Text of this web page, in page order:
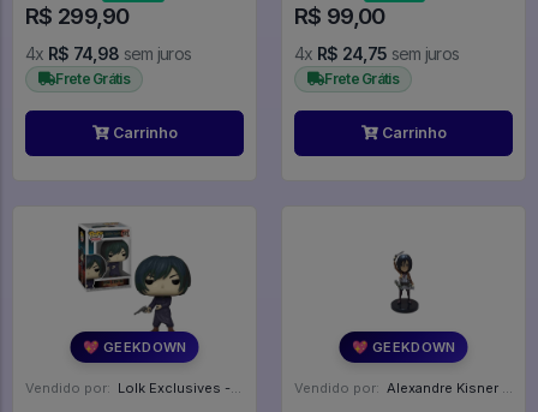
R$ 299,90
4x R$ 74,98 sem juros
Frete Grátis
Carrinho
R$ 99,00
4x R$ 24,75 sem juros
Frete Grátis
Carrinho
💖 GEEKDOWN
Vendido por: Lolk Exclusives - SP
💖 GEEKDOWN
Vendido por: Alexandre Kisner - PR